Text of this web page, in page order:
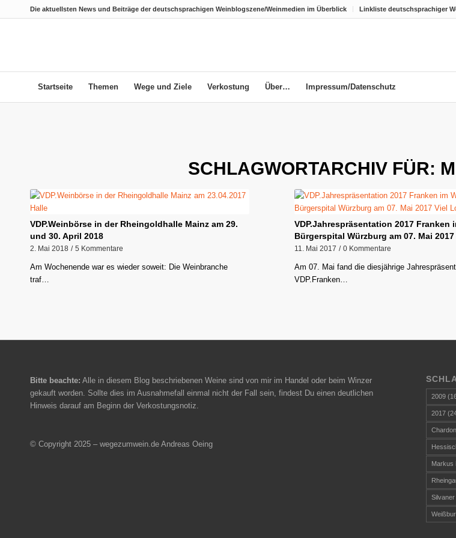
Die aktuellsten News und Beiträge der deutschsprachigen Weinblogszene/Weinmedien im Überblick Linkliste deutschsprachiger
Startseite Themen Wege und Ziele Verkostung Über… Impressum/Datenschutz
SCHLAGWORTARCHIV FÜR:
VDP.Weinbörse in der Rheingoldhalle Mainz am 29.
und 30. April 2018
2. Mai 2018 / 5 Kommentare
Am Wochenende war es wieder soweit: Die Weinbranche
traf…
VDP.Jahrespräsentation 2017 Franken
Bürgerspital Würzburg am 07. Mai 2017
11. Mai 2017 / 0 Kommentare
Am 07. Mai fand die diesjährige
VDP.Franken…
Bitte beachte: Alle in diesem Blog beschriebenen Weine sind von mir im Handel oder beim Winzer
gekauft worden. Sollte dies im Ausnahmefall einmal nicht der Fall sein, findest Du einen deutlichen
Hinweis darauf am Beginn der Verkostungsnotiz.
© Copyright 2025 – wegezumwein.de Andreas Oeing
2009
2017
Markus
Silvaner